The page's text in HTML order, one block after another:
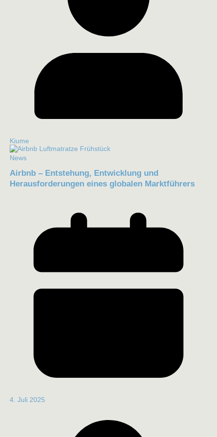
Kiume
News
Airbnb – Entstehung, Entwicklung und
Herausforderungen eines globalen Marktführers
4. Juli 2025